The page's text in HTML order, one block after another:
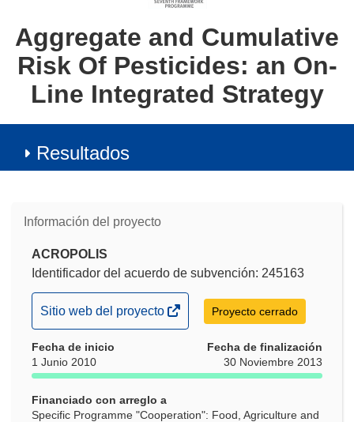
Aggregate and Cumulative
Risk Of Pesticides: an On-
Line Integrated Strategy
Resultados
Información del proyecto
ACROPOLIS
Identificador del acuerdo de subvención: 245163
(se
abrirá
en
una
ventana)
Sitio web del proyecto Proyecto cerrado
Fecha de inicio
1 Junio 2010
Fecha de finalización
30 Noviembre 2013
Financiado con arreglo a
Specific Programme "Cooperation": Food, Agriculture and